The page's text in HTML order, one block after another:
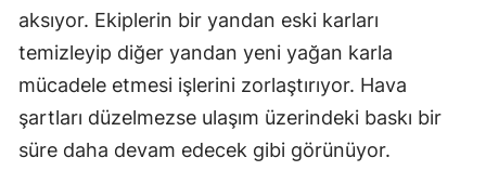
aksıyor. Ekiplerin bir yandan eski karları
temizleyip diğer yandan yeni yağan karla
mücadele etmesi işlerini zorlaştırıyor. Hava
şartları düzelmezse ulaşım üzerindeki baskı bir
süre daha devam edecek gibi görünüyor.